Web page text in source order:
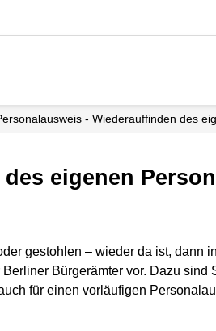
Personalausweis - Wiederauffinden des
eigenen
gestohlen – wieder da ist, dann
Bürgerämter vor. Dazu sind
für einen vorläufigen